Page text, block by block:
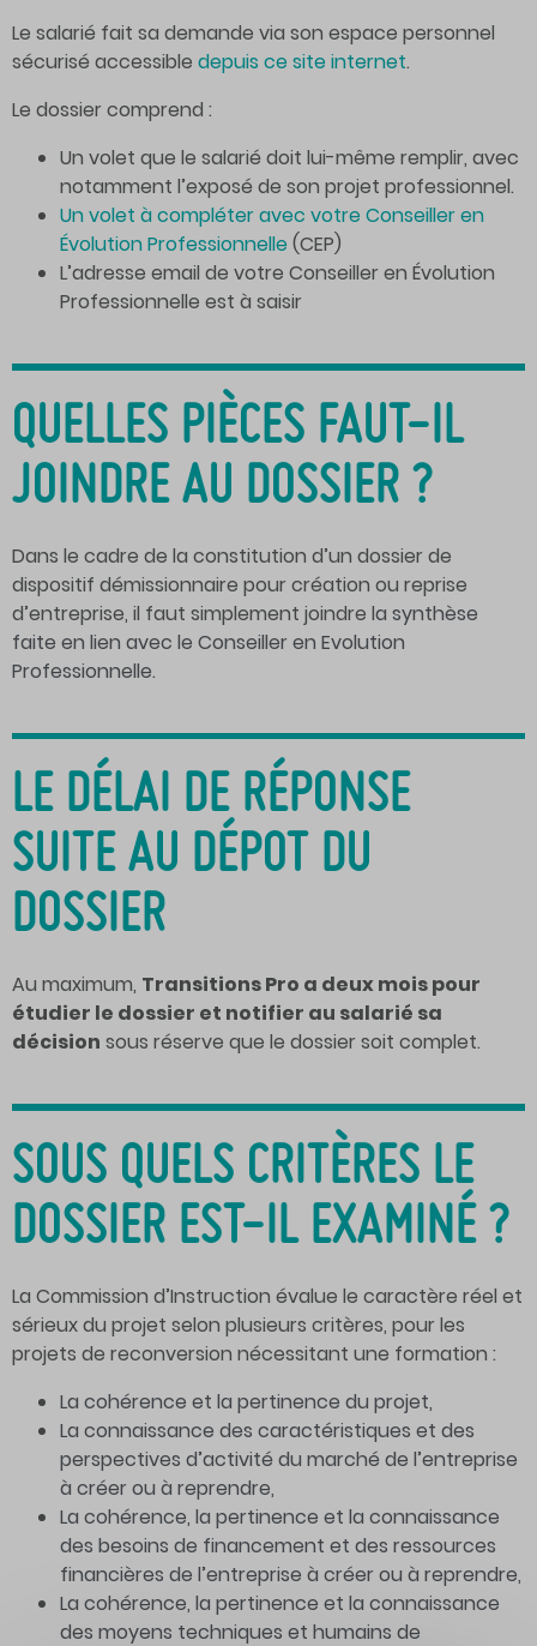
Le salarié fait sa demande via son espace personnel
sécurisé accessible depuis ce site internet.
Le dossier comprend :
Un volet que le salarié doit lui-même remplir, avec
notamment l’exposé de son projet professionnel.
Un volet à compléter avec votre Conseiller en
Évolution Professionnelle (CEP)
L’adresse email de votre Conseiller en Évolution
Professionnelle est à saisir
QUELLES PIÈCES FAUT-IL
JOINDRE AU DOSSIER ?
Dans le cadre de la constitution d’un dossier de
dispositif démissionnaire pour création ou reprise
d’entreprise, il faut simplement joindre la synthèse
faite en lien avec le Conseiller en Evolution
Professionnelle.
LE DÉLAI DE RÉPONSE
SUITE AU DÉPOT DU
DOSSIER
Au maximum, Transitions Pro a deux mois pour
étudier le dossier et notifier au salarié sa
décision sous réserve que le dossier soit complet.
SOUS QUELS CRITÈRES LE
DOSSIER EST-IL EXAMINÉ ?
La Commission d’Instruction évalue le caractère réel et
sérieux du projet selon plusieurs critères, pour les
projets de reconversion nécessitant une formation :
La cohérence et la pertinence du projet,
La connaissance des caractéristiques et des
perspectives d’activité du marché de l’entreprise
à créer ou à reprendre,
La cohérence, la pertinence et la connaissance
des besoins de financement et des ressources
financières de l’entreprise à créer ou à reprendre,
La cohérence, la pertinence et la connaissance
des moyens techniques et humains de